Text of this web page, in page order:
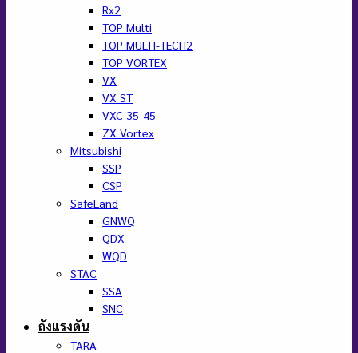
Rx2
TOP Multi
TOP MULTI-TECH2
TOP VORTEX
VX
VX ST
VXC 35-45
ZX Vortex
Mitsubishi
SSP
CSP
SafeLand
GNWQ
QDX
WQD
STAC
SSA
SNC
ถังแรงดัน
TARA